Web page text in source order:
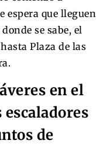
espera que lleguen
se sabe, el
Plaza de las
en el
de